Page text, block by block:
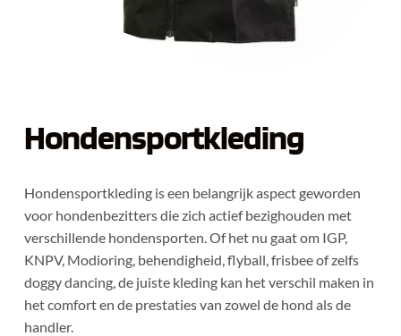
Hondensportkleding
Hondensportkleding is een belangrijk aspect geworden
voor hondenbezitters die zich actief bezighouden met
verschillende hondensporten. Of het nu gaat om IGP,
KNPV, Modioring, behendigheid, flyball, frisbee of zelfs
doggy dancing, de juiste kleding kan het verschil maken in
het comfort en de prestaties van zowel de hond als de
handler.